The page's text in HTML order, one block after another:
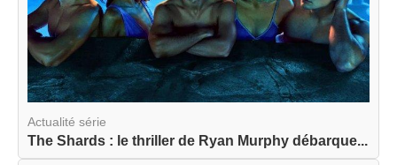
Actualité série
The Shards : le thriller de Ryan Murphy débarque...